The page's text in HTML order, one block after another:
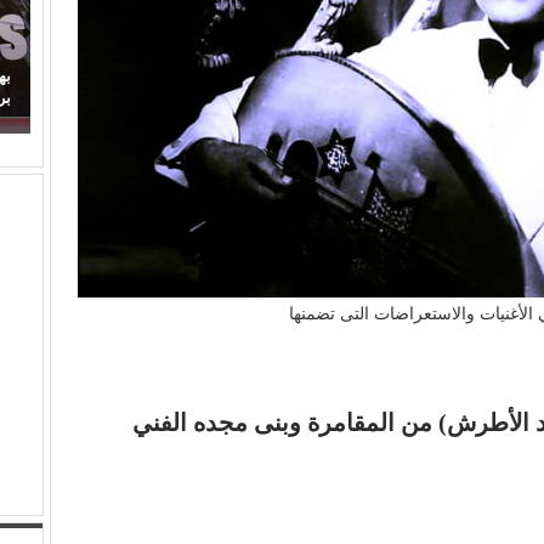
والاستعراضات التى تضمنها
الأطرش) من المقامرة وبنى مجده الفني
بهاء الدين يوسف يكتب: مسلسل (الويستيز).. دراما
برائحة الأب الروحي